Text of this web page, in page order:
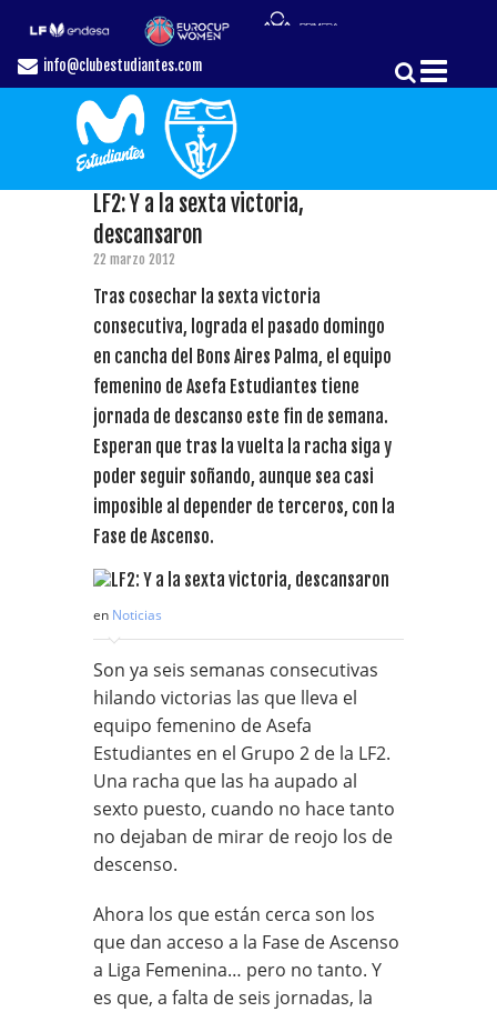
info@clubestudiantes.com
LF2: Y a la sexta victoria,
descansaron
22 marzo 2012
Tras cosechar la sexta victoria
consecutiva, lograda el pasado domingo
en cancha del Bons Aires Palma, el equipo
femenino de Asefa Estudiantes tiene
jornada de descanso este fin de semana.
Esperan que tras la vuelta la racha siga y
poder seguir soñando, aunque sea casi
imposible al depender de terceros, con la
Fase de Ascenso.
en Noticias
Son ya seis semanas consecutivas
hilando victorias las que lleva el
equipo femenino de Asefa
Estudiantes en el Grupo 2 de la LF2.
Una racha que las ha aupado al
sexto puesto, cuando no hace tanto
no dejaban de mirar de reojo los de
descenso.
Ahora los que están cerca son los
que dan acceso a la Fase de Ascenso
a Liga Femenina… pero no tanto. Y
es que, a falta de seis jornadas, la